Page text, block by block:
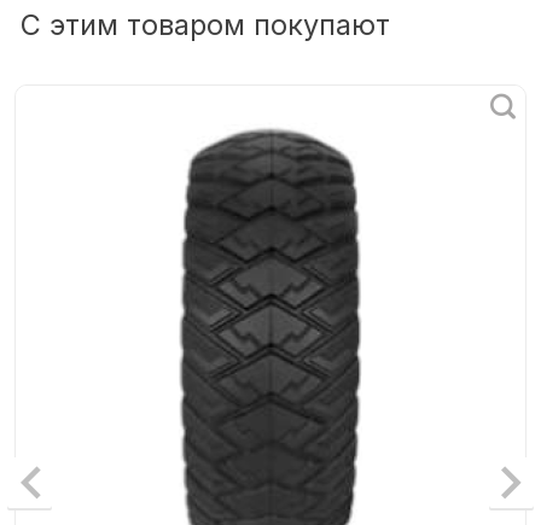
С этим товаром покупают